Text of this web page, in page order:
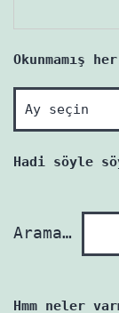
Okunmamış
Okunmamış
her
yazı
Hadi söyle
Arama…
Hmm neler